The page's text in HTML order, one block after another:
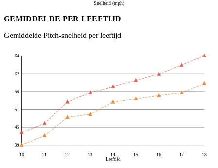
Snelheid (mph)
GEMIDDELDE PER LEEFTIJD
Gemiddelde Pitch-snelheid per leeftijd
39
45
51
56
62
68
10 11 12 13 14 15 16 17 18
Leeftijd